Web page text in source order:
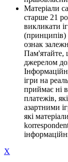
Матеріали
старше 21
викликати
(принципів)
ознак
Пам'ятайте,
джерелом
ігри на
приймає ні
платежів,
азартними
які
X